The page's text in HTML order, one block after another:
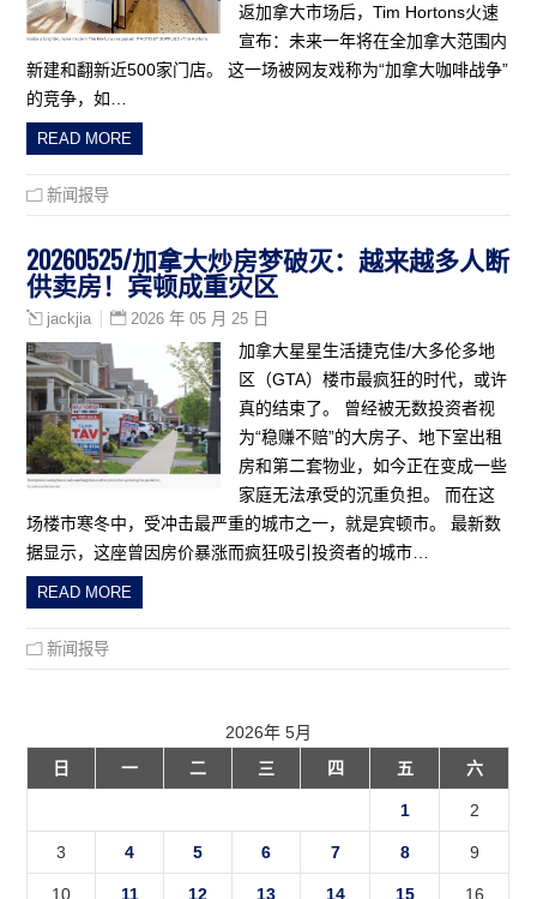
返加拿大市场后，Tim Hortons火速
宣布：未来一年将在全加拿大范围内
新建和翻新近500家门店。 这一场被网友戏称为“加拿大咖啡战争”
的竞争，如…
READ MORE
新闻报导
20260525/加拿大炒房梦破灭：越来越多人断
供卖房！宾顿成重灾区
jackjia 2026 年 05 月 25 日
加拿大星星生活捷克佳/大多伦多地
区（GTA）楼市最疯狂的时代，或许
真的结束了。 曾经被无数投资者视
为“稳赚不赔”的大房子、地下室出租
房和第二套物业，如今正在变成一些
家庭无法承受的沉重负担。 而在这
场楼市寒冬中，受冲击最严重的城市之一，就是宾顿市。 最新数
据显示，这座曾因房价暴涨而疯狂吸引投资者的城市…
READ MORE
新闻报导
2026年 5月
日
一 二 三 四 五 六
1 2
3 4 5 6 7 8 9
10 11 12 13 14 15 16